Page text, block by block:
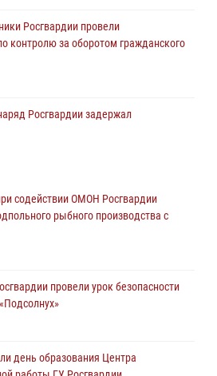
Росгвардии провели
контролю за оборотом гражданского
Росгвардии задержал
оперативно задержали
устройства рядом с жилыми
Росгвардии обеспечили
матча "Зенит" - "Балтика"
Росгвардии обнаружил
содействии ОМОН Росгвардии
рыбного производства с
провели урок безопасности
день образования Центра